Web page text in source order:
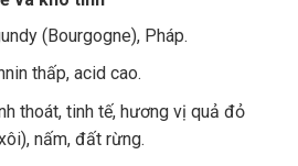
(Bourgogne), Pháp.
thấp, acid cao.
thoát, tinh tế, hương vị quả đỏ
nấm, đất rừng.